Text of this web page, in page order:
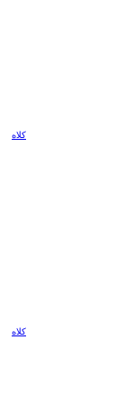
کلاه
کلاه